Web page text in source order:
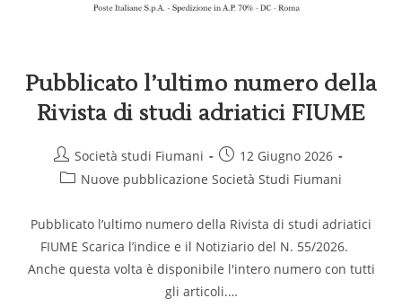
Pubblicato l’ultimo numero della
Rivista di studi adriatici FIUME
Società studi Fiumani
12 Giugno 2026
Nuove pubblicazione Società Studi Fiumani
Pubblicato l’ultimo numero della Rivista di studi adriatici
FIUME Scarica l’indice e il Notiziario del N. 55/2026.
Anche questa volta è disponibile l'intero numero con tutti
gli articoli.…